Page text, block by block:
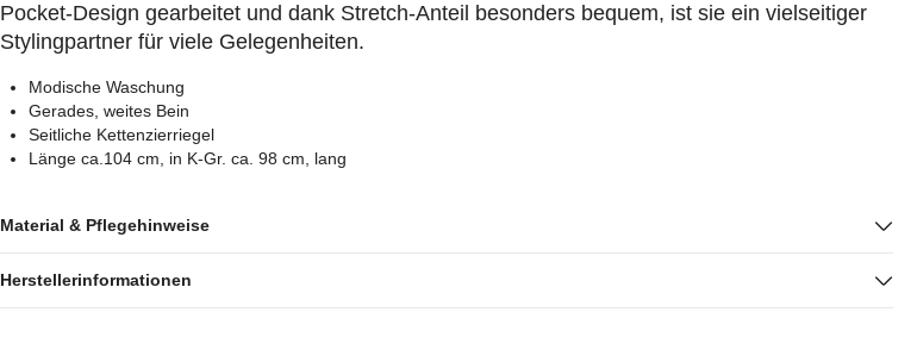
Pocket-Design gearbeitet und dank Stretch-Anteil besonders bequem, ist sie ein vielseitiger
Stylingpartner für viele Gelegenheiten.
Modische Waschung
Gerades, weites Bein
Seitliche Kettenzierriegel
Länge ca.104 cm, in K-Gr. ca. 98 cm, lang
Material & Pflegehinweise
Herstellerinformationen